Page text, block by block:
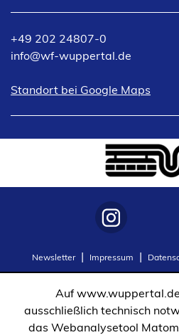
+49 202 24807-0
info
wf-wuppertal de
Standort bei Google Maps
(Öffnet
neuen
Newsletter
in
Impressum
in
Auf
ausschließlich technisch
das Webanalysetool